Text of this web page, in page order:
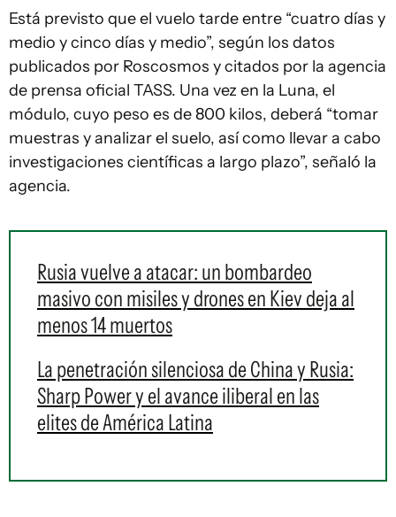
Está previsto que el vuelo tarde entre “cuatro días y
medio y cinco días y medio”, según los datos
publicados por Roscosmos y citados por la agencia
de prensa oficial TASS. Una vez en la Luna, el
módulo, cuyo peso es de 800 kilos, deberá “tomar
muestras y analizar el suelo, así como llevar a cabo
investigaciones científicas a largo plazo”, señaló la
agencia.
Rusia vuelve a atacar: un bombardeo
masivo con misiles y drones en Kiev deja al
menos 14 muertos
La penetración silenciosa de China y Rusia:
Sharp Power y el avance iliberal en las
elites de América Latina